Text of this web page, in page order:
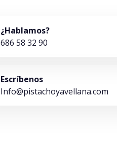
¿Hablamos?
686 58 32 90
Escríbenos
Info@pistachoyavellana.com